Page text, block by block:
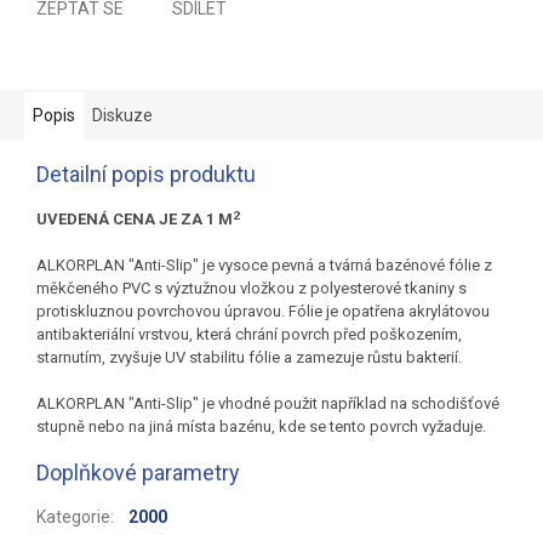
ZEPTAT SE SDÍLET
Popis Diskuze
Detailní popis produktu
UVEDENÁ CENA JE ZA 1 M2
ALKORPLAN "Anti-Slip" je vysoce pevná a tvárná bazénové fólie z
měkčeného PVC s výztužnou vložkou z polyesterové tkaniny s
protiskluznou povrchovou úpravou. Fólie je opatřena akrylátovou
antibakteriální vrstvou, která chrání povrch před poškozením,
starnutím, zvyšuje UV stabilitu fólie a zamezuje růstu bakterií.
ALKORPLAN "Anti-Slip" je vhodné použit například na schodišťové
stupně nebo na jiná místa bazénu, kde se tento povrch vyžaduje.
Doplňkové parametry
Kategorie:
2000